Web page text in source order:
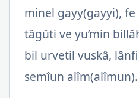
minel gayy(gayyi),
tâgûti ve yu’min
bil urvetil vuskâ,
semîun alîm(alîmun).